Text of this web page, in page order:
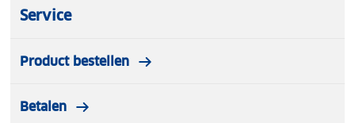
Service
Product bestellen
Betalen